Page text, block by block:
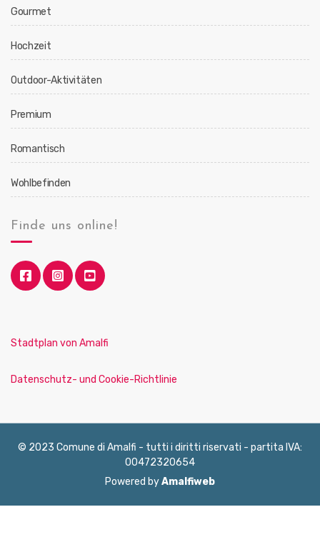
Gourmet
Hochzeit
Outdoor-Aktivitäten
Premium
Romantisch
Wohlbefinden
Finde uns online!
Stadtplan von Amalfi
Datenschutz- und Cookie-Richtlinie
© 2023 Comune di Amalfi - tutti i diritti riservati - partita IVA:
00472320654
Powered byAmalfiweb